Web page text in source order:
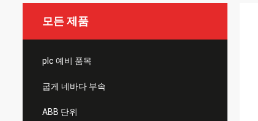
모든 제품
plc 예비 품목
굽게 네바다 부속
ABB 단위